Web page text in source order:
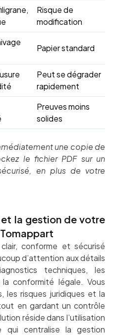
Risque de
modification
Papier standard
Peut se dégrader
rapidement
Preuves moins
solides
une copie de
le fichier PDF sur un
en plus de votre
la gestion de votre
conforme et sécurisé
d’attention aux détails
techniques, les
conformité légale. Vous
les risques juridiques et la
en gardant un contrôle
réside dans l’utilisation
qui centralise la gestion